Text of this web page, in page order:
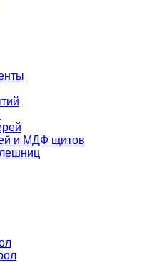
и МДФ щитов